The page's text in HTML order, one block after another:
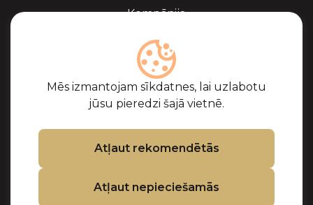
Mēs izmantojam sīkdatnes, lai uzlabotu
jūsu pieredzi šajā vietnē.
Atļaut rekomendētās
Atļaut nepieciešamās
Kompānija
Blogs
Sadarbība
Partneri
Sertifikāti
Biežāk uzdotie
jautājumi
Atbalsts
Pirkuma noteikumi